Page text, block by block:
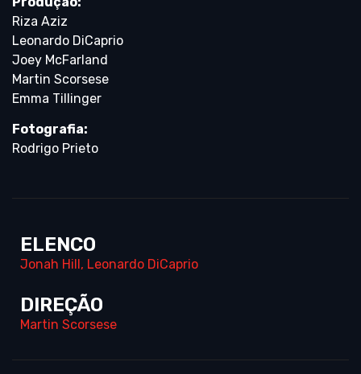
Riza Aziz
Leonardo DiCaprio
Joey McFarland
Martin Scorsese
Emma Tillinger
Fotografia:
Rodrigo Prieto
ELENCO
Jonah Hill , Leonardo DiCaprio
DIREÇÃO
Martin Scorsese